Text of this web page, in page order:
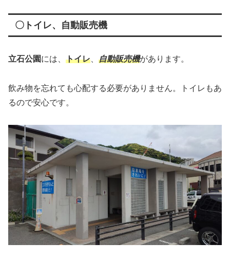
〇トイレ、自動販売機
立石公園には、 トイレ 自動販売機があります。
飲み物を忘れても心配する必要がありません。トイレもあ
るので安心です。